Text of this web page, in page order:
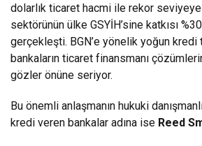
dolarlık ticaret hacmi ile rekor seviyeye
sektörünün ülke GSYİH’sine katkısı
gerçekleşti. BGN’e yönelik yoğun
bankaların ticaret finansmanı
gözler önüne seriyor.
Bu önemli anlaşmanın hukuki
kredi veren bankalar adına ise Reed